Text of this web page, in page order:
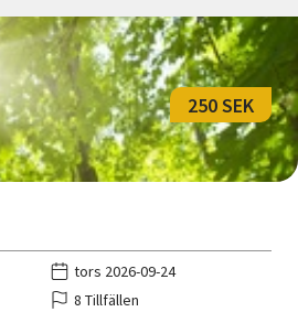
250 SEK
tors 2026-09-24
8 Tillfällen